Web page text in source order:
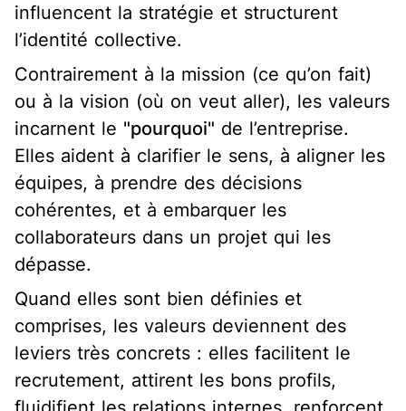
influencent la stratégie et structurent
l’identité collective.
Contrairement à la mission (ce qu’on fait)
ou à la vision (où on veut aller), les valeurs
incarnent le "pourquoi" de l’entreprise.
Elles aident à clarifier le sens, à aligner les
équipes, à prendre des décisions
cohérentes, et à embarquer les
collaborateurs dans un projet qui les
dépasse.
Quand elles sont bien définies et
comprises, les valeurs deviennent des
leviers très concrets : elles facilitent le
recrutement, attirent les bons profils,